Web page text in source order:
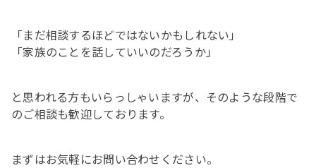
「まだ相談するほどではないかもしれない」
「家族のことを話していいのだろうか」
と思われる方もいらっしゃいますが、そのような段階で
のご相談も歓迎しております。
まずはお気軽にお問い合わせください。